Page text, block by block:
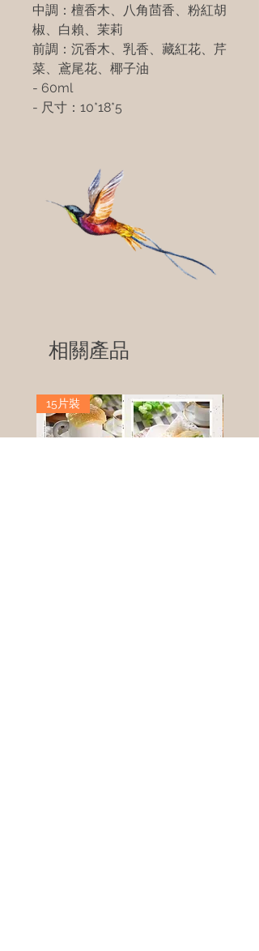
中調：檀香木、八角茴香、粉紅胡
椒、白賴、茉莉
前調：沉香木、乳香、藏紅花、芹
菜、鳶尾花、椰子油
- 60ml
- 尺寸：10*18*5
相關產品
15片裝